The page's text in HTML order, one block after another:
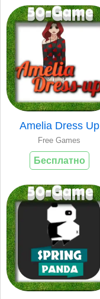
Amelia Dress Up
Free Games
Бесплатно